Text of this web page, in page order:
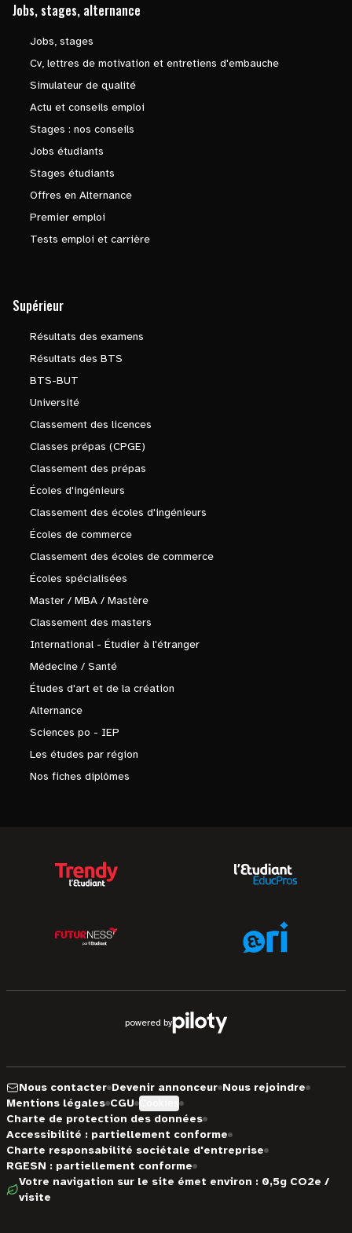
Jobs, stages, alternance
Jobs, stages
Cv, lettres de motivation et entretiens d'embauche
Simulateur de qualité
Actu et conseils emploi
Stages : nos conseils
Jobs étudiants
Stages étudiants
Offres en Alternance
Premier emploi
Tests emploi et carrière
Supérieur
Résultats des examens
Résultats des BTS
BTS-BUT
Université
Classement des licences
Classes prépas (CPGE)
Classement des prépas
Écoles d'ingénieurs
Classement des écoles d'ingénieurs
Écoles de commerce
Classement des écoles de commerce
Écoles spécialisées
Master / MBA / Mastère
Classement des masters
International - Étudier à l'étranger
Médecine / Santé
Études d'art et de la création
Alternance
Sciences po - IEP
Les études par région
Nos fiches diplômes
powered by
Nous contacter Devenir annonceur Nous rejoindre
Mentions légales CGU
Charte de protection des données
Accessibilité : partiellement conforme
Charte responsabilité sociétale d'entreprise
RGESN : partiellement conforme
Votre navigation sur le site émet environ : 0,5g CO2e /
visite